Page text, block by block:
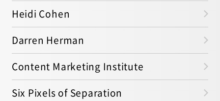
Heidi Cohen
Darren Herman
Content Marketing Institute
Six Pixels of Separation